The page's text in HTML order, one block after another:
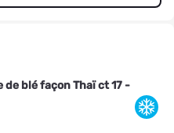
de blé façon Thaï ct 17 -